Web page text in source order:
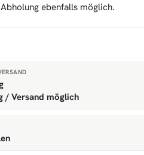
ebenfalls möglich.
/ Versand möglich